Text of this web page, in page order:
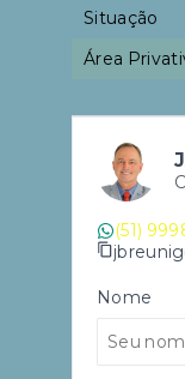
Situação
Área
(51)
Nome